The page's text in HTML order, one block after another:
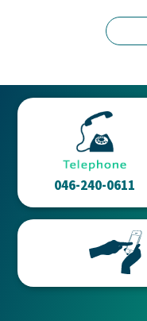
046-240-0611